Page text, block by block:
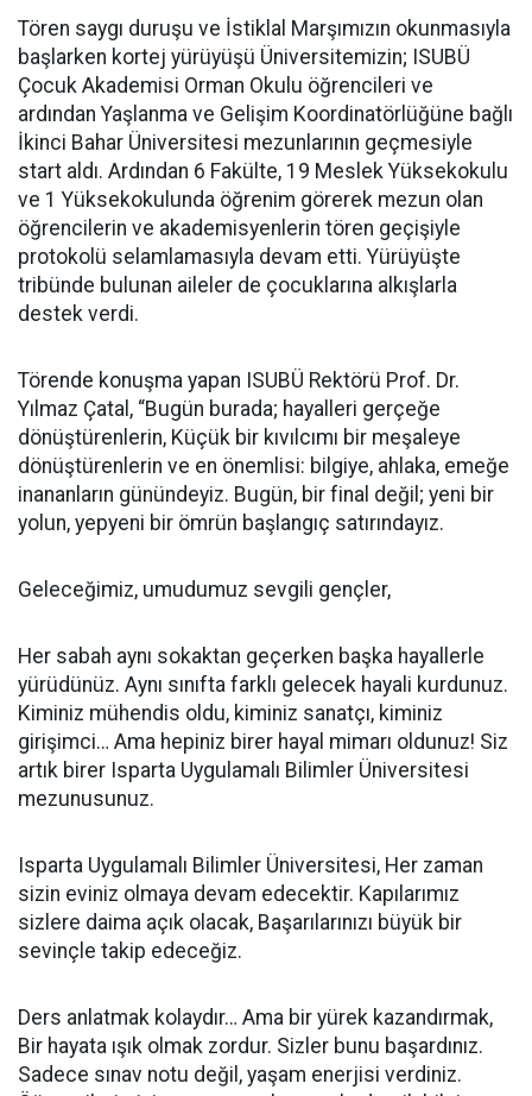
Tören saygı duruşu ve İstiklal Marşımızın okunmasıyla
başlarken kortej yürüyüşü Üniversitemizin; ISUBÜ
Çocuk Akademisi Orman Okulu öğrencileri ve
ardından Yaşlanma ve Gelişim Koordinatörlüğüne bağlı
İkinci Bahar Üniversitesi mezunlarının geçmesiyle
start aldı. Ardından 6 Fakülte, 19 Meslek Yüksekokulu
ve 1 Yüksekokulunda öğrenim görerek mezun olan
öğrencilerin ve akademisyenlerin tören geçişiyle
protokolü selamlamasıyla devam etti. Yürüyüşte
tribünde bulunan aileler de çocuklarına alkışlarla
destek verdi.
Törende konuşma yapan ISUBÜ Rektörü Prof. Dr.
Yılmaz Çatal, “Bugün burada; hayalleri gerçeğe
dönüştürenlerin, Küçük bir kıvılcımı bir meşaleye
dönüştürenlerin ve en önemlisi: bilgiye, ahlaka, emeğe
inananların günündeyiz. Bugün, bir final değil; yeni bir
yolun, yepyeni bir ömrün başlangıç satırındayız.
Geleceğimiz, umudumuz sevgili gençler,
Her sabah aynı sokaktan geçerken başka hayallerle
yürüdünüz. Aynı sınıfta farklı gelecek hayali kurdunuz.
Kiminiz mühendis oldu, kiminiz sanatçı, kiminiz
girişimci… Ama hepiniz birer hayal mimarı oldunuz! Siz
artık birer Isparta Uygulamalı Bilimler Üniversitesi
mezunusunuz.
Isparta Uygulamalı Bilimler Üniversitesi, Her zaman
sizin eviniz olmaya devam edecektir. Kapılarımız
sizlere daima açık olacak, Başarılarınızı büyük bir
sevinçle takip edeceğiz.
Ders anlatmak kolaydır… Ama bir yürek kazandırmak,
Bir hayata ışık olmak zordur. Sizler bunu başardınız.
Sadece sınav notu değil, yaşam enerjisi verdiniz.